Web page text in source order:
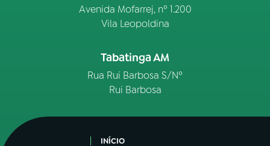
Avenida Mofarrej, nº 1.200
Vila Leopoldina
Tabatinga AM
Rua Rui Barbosa S/Nº
Rui Barbosa
INÍCIO